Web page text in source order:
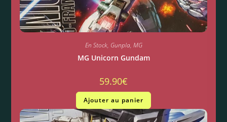
En Stock, Gunpla, MG
MG Unicorn Gundam
59.90€
Ajouter au panier